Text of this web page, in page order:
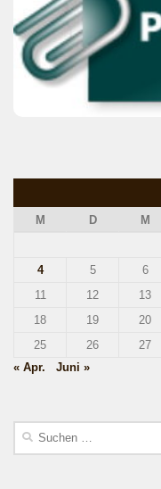
M
D M
4
5 6
11
12 13
18
19 20
25
26 27
« Apr.
Juni »
Suchen